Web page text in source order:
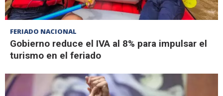
FERIADO NACIONAL
Gobierno reduce el IVA al 8% para impulsar el
turismo en el feriado